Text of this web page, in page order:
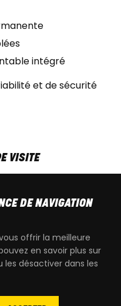
intégré
et de sécurité
VISITE
970
DE NAVIGATION
offrir la meilleure
en savoir plus sur
les désactiver dans les